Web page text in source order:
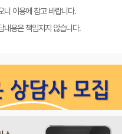
니 이용에 참고 바랍니다.
내용은 책임지지 않습니다.